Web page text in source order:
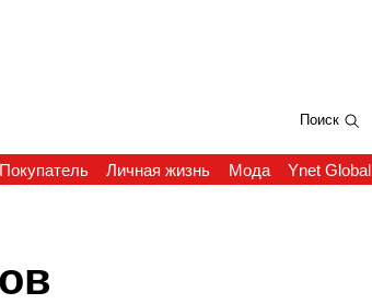
Поиск
Покупатель Личная жизнь Мода Ynet Global